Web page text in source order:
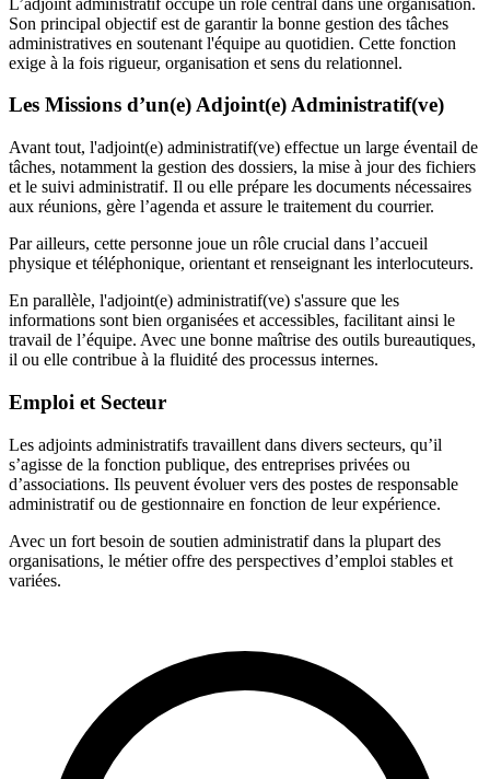
Son principal objectif est de garantir la bonne gestion des tâches
administratives en soutenant l'équipe au quotidien. Cette fonction
exige à la fois rigueur, organisation et sens du relationnel.
Les Missions d’un(e) Adjoint(e) Administratif(ve)
Avant tout, l'adjoint(e) administratif(ve) effectue un large éventail de
tâches, notamment la gestion des dossiers, la mise à jour des fichiers
et le suivi administratif. Il ou elle prépare les documents nécessaires
aux réunions, gère l’agenda et assure le traitement du courrier.
Par ailleurs, cette personne joue un rôle crucial dans l’accueil
physique et téléphonique, orientant et renseignant les interlocuteurs.
En parallèle, l'adjoint(e) administratif(ve) s'assure que les
informations sont bien organisées et accessibles, facilitant ainsi le
travail de l’équipe. Avec une bonne maîtrise des outils bureautiques,
il ou elle contribue à la fluidité des processus internes.
Emploi et Secteur
Les adjoints administratifs travaillent dans divers secteurs, qu’il
s’agisse de la fonction publique, des entreprises privées ou
d’associations. Ils peuvent évoluer vers des postes de responsable
administratif ou de gestionnaire en fonction de leur expérience.
Avec un fort besoin de soutien administratif dans la plupart des
organisations, le métier offre des perspectives d’emploi stables et
variées.